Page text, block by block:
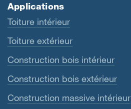
Applications
Toiture intérieur
Toiture extérieur
Construction bois intérieur
Construction bois extérieur
Construction massive intérieur